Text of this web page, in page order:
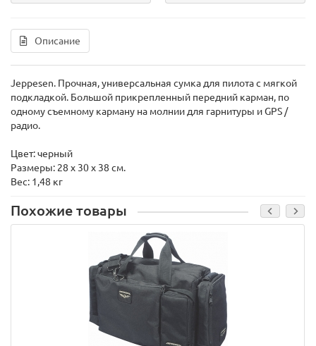
Описание
Jeppesen. Прочная, универсальная сумка для пилота с мягкой
подкладкой. Большой прикрепленный передний карман, по
одному съемному карману на молнии для гарнитуры и GPS /
радио.
Цвет: черный
Размеры: 28 x 30 x 38 см.
Вес: 1,48 кг
Похожие товары